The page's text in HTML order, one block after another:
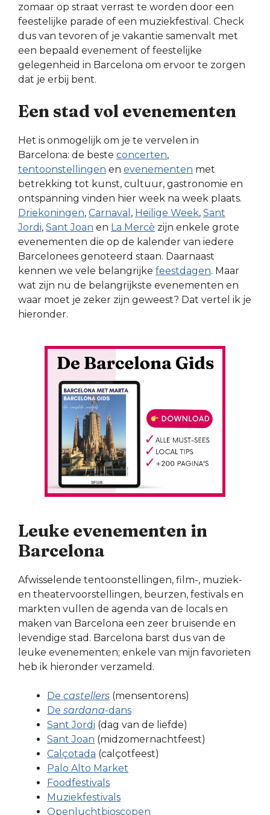
zomaar op straat verrast te worden door een
feestelijke parade of een muziekfestival. Check
dus van tevoren of je vakantie samenvalt met
een bepaald evenement of feestelijke
gelegenheid in Barcelona om ervoor te zorgen
dat je erbij bent.
Een stad vol evenementen
Het is onmogelijk om je te vervelen in
Barcelona: de beste concerten,
tentoonstellingen en evenementen met
betrekking tot kunst, cultuur, gastronomie en
ontspanning vinden hier week na week plaats.
Driekoningen, Carnaval , Heilige Week, Sant
Jordi, Sant Joan en La Mercè zijn enkele grote
evenementen die op de kalender van iedere
Barcelonees genoteerd staan. Daarnaast
kennen we vele belangrijke feestdagen. Maar
wat zijn nu de belangrijkste evenementen en
waar moet je zeker zijn geweest? Dat vertel ik je
hieronder.
Leuke evenementen in
Barcelona
Afwisselende tentoonstellingen, film-, muziek-
en theatervoorstellingen, beurzen, festivals en
markten vullen de agenda van de locals en
maken van Barcelona een zeer bruisende en
levendige stad. Barcelona barst dus van de
leuke evenementen; enkele van mijn favorieten
heb ik hieronder verzameld.
De castellers (mensentorens)
De sardana-dans
Sant Jordi (dag van de liefde)
Sant Joan (midzomernachtfeest)
Calçotada (calçotfeest)
Palo Alto Market
Foodfestivals
Muziekfestivals
Openluchtbioscopen